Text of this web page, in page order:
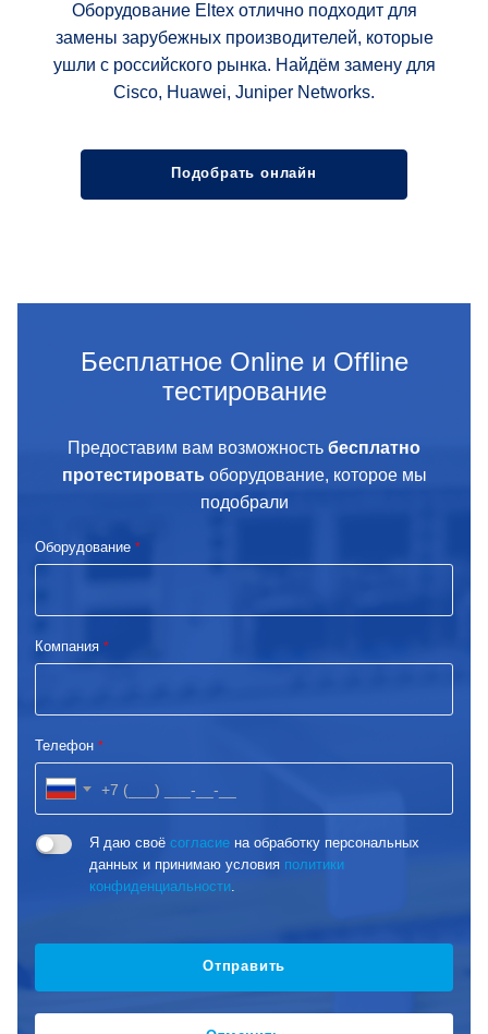
Оборудование Eltex отлично подходит для
замены зарубежных производителей, которые
ушли с российского рынка. Найдём замену для
Cisco, Huawei, Juniper Networks.
Подобрать онлайн
Бесплатное Online и Offline
тестирование
Предоставим вам возможность бесплатно
протестироватьоборудование, которое мы
подобрали
Оборудование *
Компания *
Телефон *
Я даю своё согласие на обработку персональных
данных и принимаю условия политики
конфиденциальности.
Отправить